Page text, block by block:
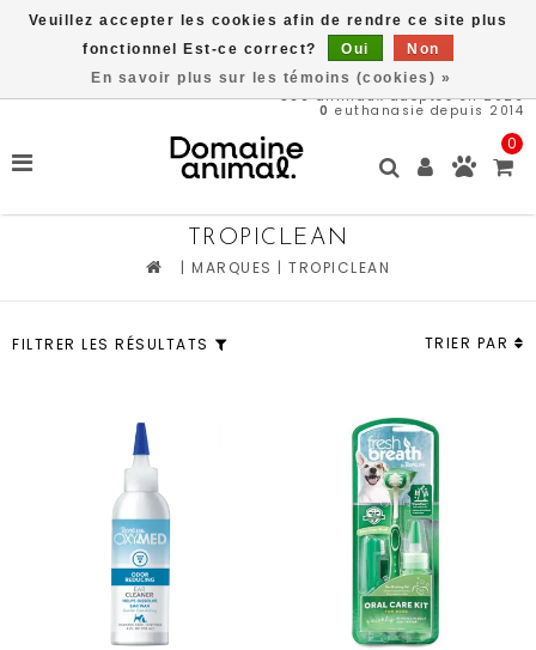
569animaux adoptés en 2026
0 euthanasie depuis 2014
0
TROPICLEAN
|MARQUES |TROPICLEAN
FILTRER LES RÉSULTATS TRIER PAR
Veuillez accepter les cookies afin de rendre ce site plus
fonctionnel Est-ce correct?
Oui
Non
En savoir plus sur les témoins (cookies) »
Livraison gratuite à partir de 89$*
Une